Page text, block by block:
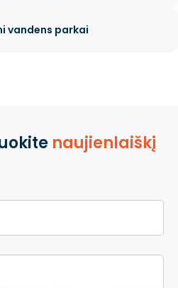
vandens parkai
naujienlaiškį